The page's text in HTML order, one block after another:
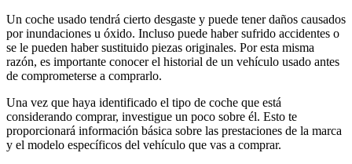
Un coche usado tendrá cierto desgaste y puede tener daños causados
por inundaciones u óxido. Incluso puede haber sufrido accidentes o
se le pueden haber sustituido piezas originales. Por esta misma
razón, es importante conocer el historial de un vehículo usado antes
de comprometerse a comprarlo.
Una vez que haya identificado el tipo de coche que está
considerando comprar, investigue un poco sobre él. Esto te
proporcionará información básica sobre las prestaciones de la marca
y el modelo específicos del vehículo que vas a comprar.